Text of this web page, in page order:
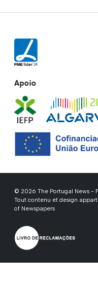
Apoio
© 2026 The Portugal News -
Tout contenu et design
of Newspapers